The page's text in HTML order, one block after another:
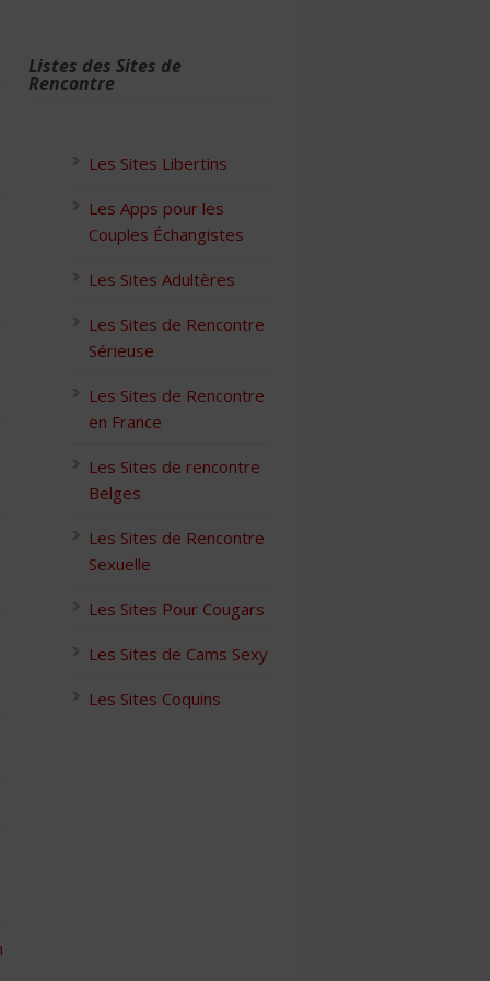
Listes des Sites de
Rencontre
Les Sites Libertins
Les Apps pour les
Couples Échangistes
Les Sites Adultères
Les Sites de Rencontre
Sérieuse
Les Sites de Rencontre
en France
Les Sites de rencontre
Belges
Les Sites de Rencontre
Sexuelle
Les Sites Pour Cougars
Les Sites de Cams Sexy
Les Sites Coquins